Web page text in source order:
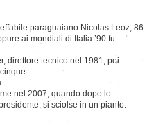
paraguaiano Nicolas Leoz, 86
ai mondiali di Italia ’90 fu
direttore tecnico nel 1981, poi
nel 2007, quando dopo lo
si sciolse in un pianto.